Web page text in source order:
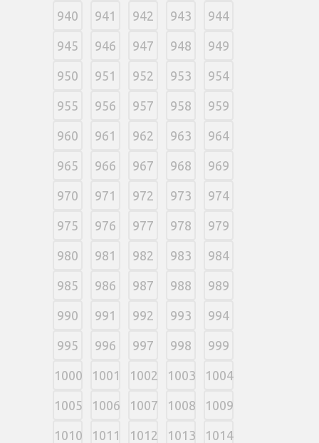
940 941 942 943 944
945 946 947 948 949
950 951 952 953 954
955 956 957 958 959
960 961 962 963 964
965 966 967 968 969
970 971 972 973 974
975 976 977 978 979
980 981 982 983 984
985 986 987 988 989
990 991 992 993 994
995 996 997 998 999
1000 1001 1002 1003 1004
1005 1006 1007 1008 1009
1010 1011 1012 1013 1014